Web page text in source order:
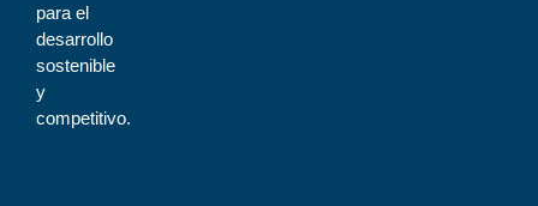
para el
desarrollo
sostenible
y
competitivo.